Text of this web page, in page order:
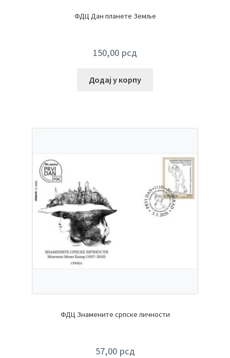
ФДЦ Дан планете Земље
150,00 рсд
Додај у корпу
ФДЦ Знамените српске личности
57,00 рсд